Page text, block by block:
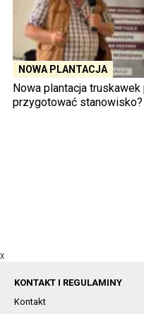
NOWA PLANTACJA
Nowa plantacja
przygotować stanowisko?
X
KONTAKT I REGULAMINY
Kontakt